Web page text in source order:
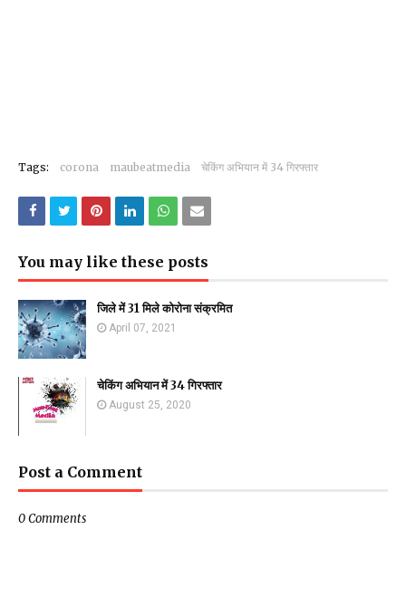
Tags: corona maubeatmedia चेकिंग अभियान में 34 गिरफ्तार
You may like these posts
जिले में 31 मिले कोरोना संक्रमित
April 07, 2021
चेकिंग अभियान में 34 गिरफ्तार
August 25, 2020
Post a Comment
0 Comments